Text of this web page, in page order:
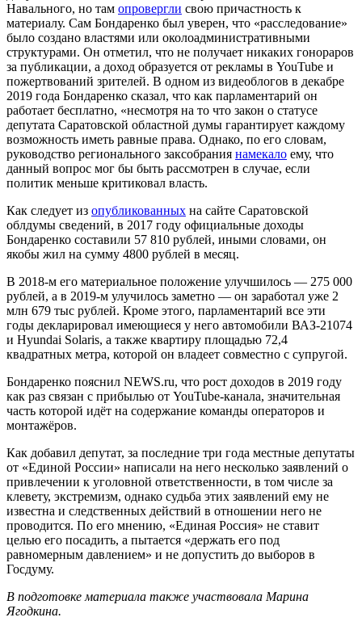
Навального, но там опровергли свою причастность к
материалу. Сам Бондаренко был уверен, что «расследование»
было создано властями или околоадминистративными
структурами. Он отметил, что не получает никаких гонораров
за публикации, а доход образуется от рекламы в YouTube и
пожертвований зрителей. В одном из видеоблогов в декабре
2019 года Бондаренко сказал, что как парламентарий он
работает бесплатно, «несмотря на то что закон о статусе
депутата Саратовской областной думы гарантирует каждому
возможность иметь равные права. Однако, по его словам,
руководство регионального заксобрания намекало ему, что
данный вопрос мог бы быть рассмотрен в случае, если
политик меньше критиковал власть.
Как следует из опубликованных на сайте Саратовской
облдумы сведений, в 2017 году официальные доходы
Бондаренко составили 57 810 рублей, иными словами, он
якобы жил на сумму 4800 рублей в месяц.
В 2018-м его материальное положение улучшилось — 275 000
рублей, а в 2019-м улучилось заметно — он заработал уже 2
млн 679 тыс рублей. Кроме этого, парламентарий все эти
годы декларировал имеющиеся у него автомобили ВАЗ-21074
и Hyundai Solaris, а также квартиру площадью 72,4
квадратных метра, которой он владеет совместно с супругой.
Бондаренко пояснил NEWS.ru, что рост доходов в 2019 году
как раз связан с прибылью от YouTube-канала, значительная
часть которой идёт на содержание команды операторов и
монтажёров.
Как добавил депутат, за последние три года местные депутаты
от «Единой России» написали на него несколько заявлений о
привлечении к уголовной ответственности, в том числе за
клевету, экстремизм, однако судьба этих заявлений ему не
известна и следственных действий в отношении него не
проводится. По его мнению, «Единая Россия» не ставит
целью его посадить, а пытается «держать его под
равномерным давлением» и не допустить до выборов в
Госдуму.
В подготовке материала также участвовала Марина
Ягодкина.